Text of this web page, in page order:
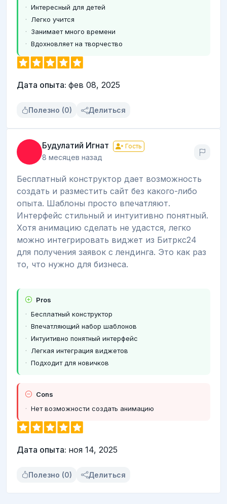
Интересный для детей
Легко учится
Занимает много времени
Вдохновляет на творчество
Дата опыта: фев 08, 2025
Полезно (0) Делиться
Будулатий Игнат Гость
8 месяцев назад
Бесплатный конструктор дает возможность
создать и разместить сайт без какого-либо
опыта. Шаблоны просто впечатляют.
Интерфейс стильный и интуитивно понятный.
Хотя анимацию сделать не удастся, легко
можно интегрировать виджет из Битркс24
для получения заявок с лендинга. Это как раз
то, что нужно для бизнеса.
Pros
Бесплатный конструктор
Впечатляющий набор шаблонов
Интуитивно понятный интерфейс
Легкая интеграция виджетов
Подходит для новичков
Cons
Нет возможности создать анимацию
Дата опыта: ноя 14, 2025
Полезно (0) Делиться